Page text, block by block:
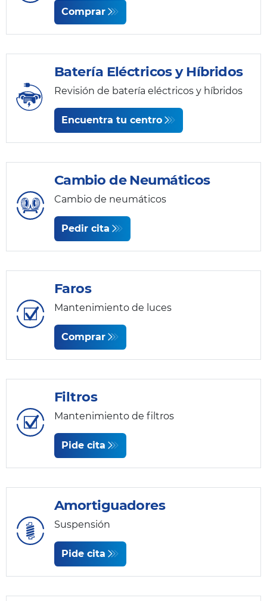
Comprar
Batería Eléctricos y Híbridos
Revisión de batería eléctricos y híbridos
Encuentra tu centro
Cambio de Neumáticos
Cambio de neumáticos
Pedir cita
Faros
Mantenimiento de luces
Comprar
Filtros
Mantenimiento de filtros
Pide cita
Amortiguadores
Suspensión
Pide cita